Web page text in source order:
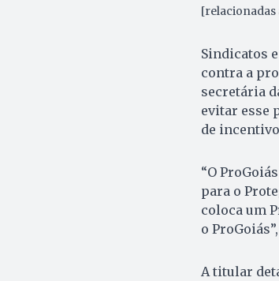
[relacionadas
Sindicatos
contra a
secretária
evitar esse
de
“O
para o
coloca um
o
A titular